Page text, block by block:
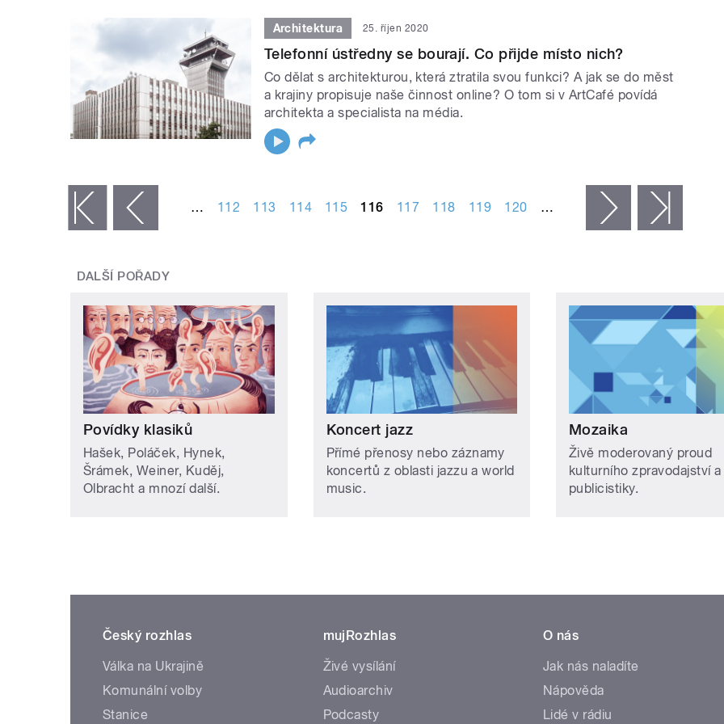
Architektura 25. říjen 2020
Telefonní ústředny se bourají. Co přijde místo nich?
Co dělat s architekturou, která ztratila svou funkci? A jak se do měst
a krajiny propisuje naše činnost online? O tom si v ArtCafé povídá
architekta a specialista na média.
‹ předchozí … 112 113 114 115 116 117 118 119 120 … následující ›
DALŠÍ POŘADY
Povídky klasiků
Hašek, Poláček, Hynek,
Šrámek, Weiner, Kuděj,
Olbracht a mnozí další.
Koncert jazz
Přímé přenosy nebo záznamy
koncertů z oblasti jazzu a world
music.
Mozaika
Živě moderovaný proud
kulturního zpravodajství a
publicistiky.
Český rozhlas
Válka na Ukrajině
Komunální volby
Stanice
mujRozhlas
Živé vysílání
Audioarchiv
Podcasty
O nás
Jak nás naladíte
Nápověda
Lidé v rádiu